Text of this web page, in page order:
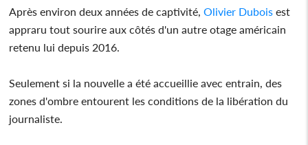
Après environ deux années de captivité,Olivier Dubois est
appraru tout sourire aux côtés d'un autre otage américain
retenu lui depuis 2016.
Seulement si la nouvelle a été accueillie avec entrain, des
zones d'ombre entourent les conditions de la libération du
journaliste.